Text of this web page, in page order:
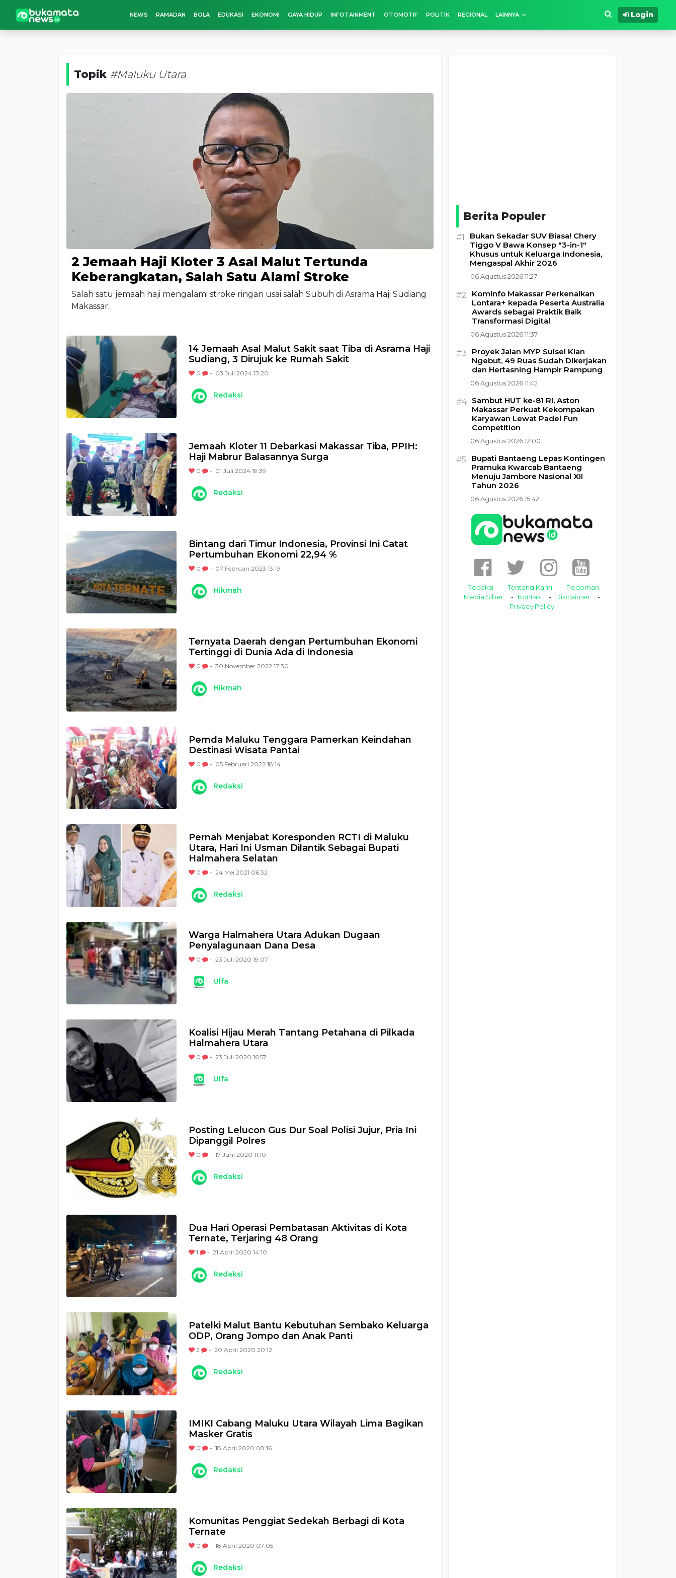
NEWS RAMADAN BOLA EDUKASI EKONOMI GAYA HIDUP INFOTAINMENT OTOMOTIF POLITIK REGIONAL LAINNYA Login
Topik #Maluku Utara
2 Jemaah Haji Kloter 3 Asal Malut Tertunda
Keberangkatan, Salah Satu Alami Stroke
Salah satu jemaah haji mengalami stroke ringan usai salah Subuh di Asrama Haji Sudiang
Makassar.
14 Jemaah Asal Malut Sakit saat Tiba di Asrama Haji
Sudiang, 3 Dirujuk ke Rumah Sakit
0 - 03 Juli 2024 13:20
Redaksi
Jemaah Kloter 11 Debarkasi Makassar Tiba, PPIH:
Haji Mabrur Balasannya Surga
0 - 01 Juli 2024 19:39
Redaksi
Bintang dari Timur Indonesia, Provinsi Ini Catat
Pertumbuhan Ekonomi 22,94 %
0 - 07 Februari 2023 13:19
Hikmah
Ternyata Daerah dengan Pertumbuhan Ekonomi
Tertinggi di Dunia Ada di Indonesia
0 - 30 November 2022 17:30
Hikmah
Pemda Maluku Tenggara Pamerkan Keindahan
Destinasi Wisata Pantai
0 - 05 Februari 2022 18:14
Redaksi
Pernah Menjabat Koresponden RCTI di Maluku
Utara, Hari Ini Usman Dilantik Sebagai Bupati
Halmahera Selatan
0 - 24 Mei 2021 06:32
Redaksi
Warga Halmahera Utara Adukan Dugaan
Penyalagunaan Dana Desa
0 - 23 Juli 2020 19:07
Ulfa
Koalisi Hijau Merah Tantang Petahana di Pilkada
Halmahera Utara
0 - 23 Juli 2020 16:57
Ulfa
Posting Lelucon Gus Dur Soal Polisi Jujur, Pria Ini
Dipanggil Polres
0 - 17 Juni 2020 11:10
Redaksi
Dua Hari Operasi Pembatasan Aktivitas di Kota
Ternate, Terjaring 48 Orang
1 - 21 April 2020 14:10
Redaksi
Patelki Malut Bantu Kebutuhan Sembako Keluarga
ODP, Orang Jompo dan Anak Panti
2 - 20 April 2020 20:12
Redaksi
IMIKI Cabang Maluku Utara Wilayah Lima Bagikan
Masker Gratis
0 - 18 April 2020 08:16
Redaksi
Komunitas Penggiat Sedekah Berbagi di Kota
Ternate
0 - 18 April 2020 07:05
Redaksi
Berita Populer
#1
Bukan Sekadar SUV Biasa! Chery
Tiggo V Bawa Konsep "3-in-1"
Khusus untuk Keluarga Indonesia,
Mengaspal Akhir 2026
06 Agustus 2026 11:27
#2
Kominfo Makassar Perkenalkan
Lontara+ kepada Peserta Australia
Awards sebagai Praktik Baik
Transformasi Digital
06 Agustus 2026 11:37
#3
Proyek Jalan MYP Sulsel Kian
Ngebut, 49 Ruas Sudah Dikerjakan
dan Hertasning Hampir Rampung
06 Agustus 2026 11:42
#4 Sambut HUT ke-81 RI, Aston
Makassar Perkuat Kekompakan
Karyawan Lewat Padel Fun
Competition
06 Agustus 2026 12:00
#5
Bupati Bantaeng Lepas Kontingen
Pramuka Kwarcab Bantaeng
Menuju Jambore Nasional XII
Tahun 2026
06 Agustus 2026 15:42
Redaksi Tentang Kami
Pedoman
Media Siber
Kontak
Disclaimer
Privacy Policy